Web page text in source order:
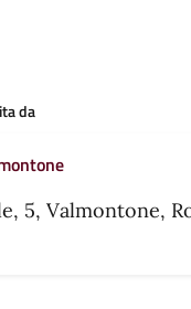
da
5, Valmontone,